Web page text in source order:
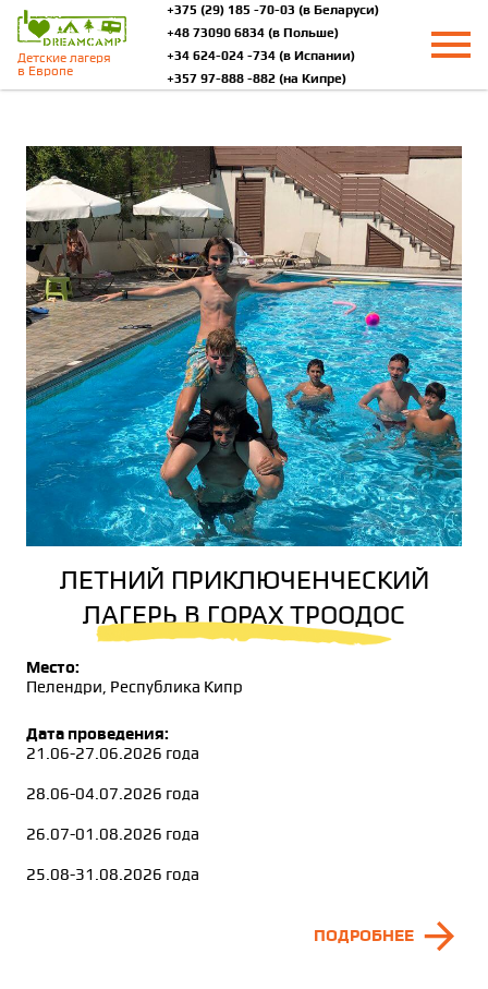
Детские лагеря
в Европе
+375 (29) 185 -70-03 (в Беларуси)
+48 73090 6834 (в Польше)
+34 624-024 -734 (в Испании)
+357 97-888 -882 (на Кипре)
ЛЕТНИЙ ПРИКЛЮЧЕНЧЕСКИЙ
ЛАГЕРЬ В ГОРАХ ТРООДОС
Место:
Пелендри, Республика Кипр
Дата проведения:
21.06-27.06.2026 года
28.06-04.07.2026 года
26.07-01.08.2026 года
25.08-31.08.2026 года
arrow_forward